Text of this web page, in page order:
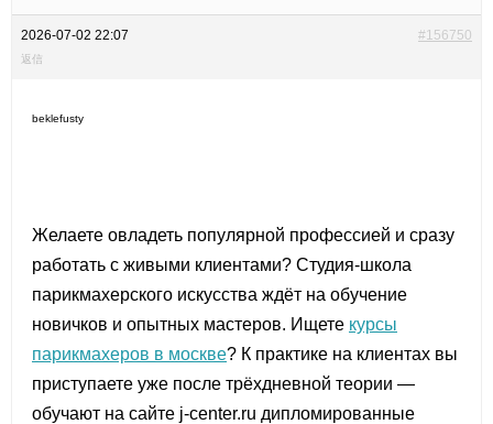
2026-07-02 22:07 #156750
返信
beklefusty
Желаете овладеть популярной профессией и сразу
работать с живыми клиентами? Студия-школа
парикмахерского искусства ждёт на обучение
новичков и опытных мастеров. Ищете курсы
парикмахеров в москве? К практике на клиентах вы
приступаете уже после трёхдневной теории —
обучают на сайте j-center.ru дипломированные